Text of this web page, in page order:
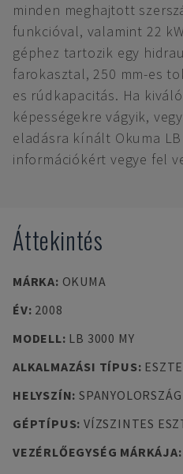
minden meghajtott
funkcióval, valamint 22
géphez tartozik egy
farokasztal, 250 mm-es
es rúdkapacitás. Ha
képességekre vágyik,
eladásra kínált Okuma
információkért vegye fel
Áttekintés
MÁRKA: OKUMA
ÉV: 2008
MODELL: LB 3000 MY
ALKALMAZÁSI TÍPUS:
HELYSZÍN: SPANYOLORSZÁG
GÉPTÍPUS: VÍZSZINTES
VEZÉRLŐEGYSÉG MÁRKÁJA: